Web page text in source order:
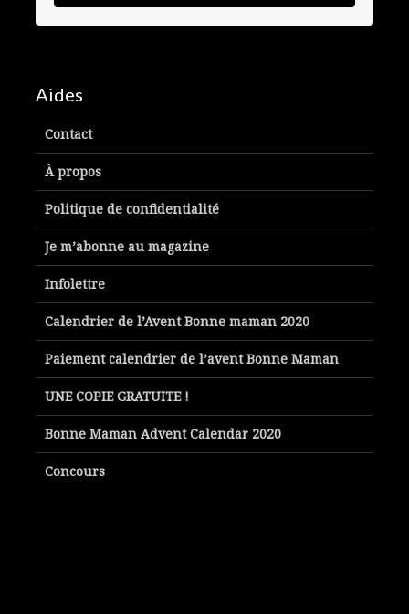
Aides
Contact
À propos
Politique de confidentialité
Je m’abonne au magazine
Infolettre
Calendrier de l’Avent Bonne maman 2020
Paiement calendrier de l’avent Bonne Maman
UNE COPIE GRATUITE !
Bonne Maman Advent Calendar 2020
Concours